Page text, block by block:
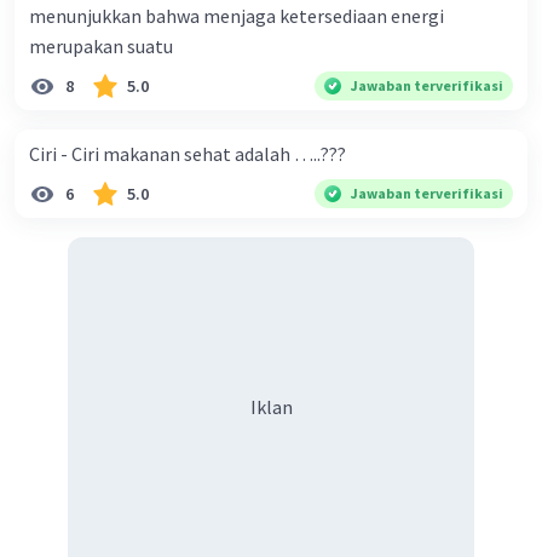
menunjukkan bahwa menjaga ketersediaan energi
merupakan suatu
8 5.0 Jawaban terverifikasi
Ciri - Ciri makanan sehat adalah …..???
6 5.0 Jawaban terverifikasi
Iklan